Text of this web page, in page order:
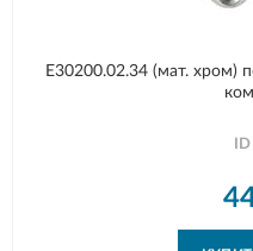
E30200.02.34 (мат. хром)
ID